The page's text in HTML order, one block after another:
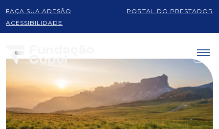
FAÇA SUA ADESÃO
PORTAL DO PRESTADOR
ACESSIBILIDADE